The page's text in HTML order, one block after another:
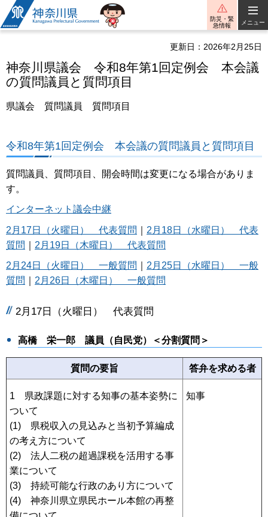
神奈川県
防災・緊
急情報
メニュー
更新日：2026年2月25日
神奈川県議会 令和8年第1回定例会 本会議
の質問議員と質問項目
県議会 質問議員 質問項目
令和8年第1回定例会 本会議の質問議員と質問項目
質問議員、質問項目、開会時間は変更になる場合がありま
す。
インターネット議会中継
2月17日（火曜日） 代表質問
2月18日（水曜日） 代表
質問
2月19日（木曜日） 代表質問
2月24日（火曜日） 一般質問
2月25日（水曜日） 一般
質問
2月26日（木曜日） 一般質問
2月17日（火曜日） 代表質問
高橋 栄一郎 議員（自民党）＜分割質問＞
質問の要旨 答弁を求める者
1 県政課題に対する知事の基本姿勢に
ついて
(1) 県税収入の見込みと当初予算編成
の考え方について
(2) 法人二税の超過課税を活用する事
業について
(3) 持続可能な行政のあり方について
(4) 神奈川県立県民ホール本館の再整
知事